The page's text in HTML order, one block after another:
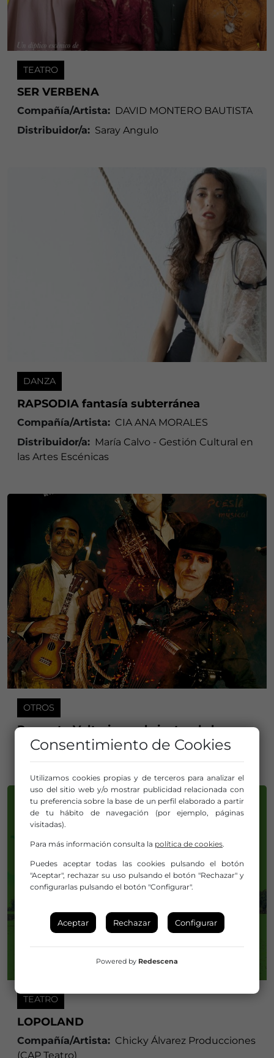
TEATRO
SER VERBENA
Compañía/Artista: DAVID MONTERO BAUTISTA
Distribuidor/a: Saray Angulo
DANZA
RAPSODIA fantasía subterránea
Compañía/Artista: CIA ANA MORALES
Distribuidor/a: María Calvo - Gestión Cultural en
las Artes Escénicas
OTROS
Proyecto Voltarie en el vientre de la carpa
Compañía/Artista: Lapso Producciones
TEATRO
LOPOLAND
Compañía/Artista: Chicky Álvarez Producciones
(CAP Teatro)
Consentimiento de Cookies
Utilizamos cookies propias y de terceros para analizar el
uso del sitio web y/o mostrar publicidad relacionada con
tu preferencia sobre la base de un perfil elaborado a partir
de tu hábito de navegación (por ejemplo, páginas
visitadas).
Para más información consulta la política de cookies.
Puedes aceptar todas las cookies pulsando el botón
"Aceptar", rechazar su uso pulsando el botón "Rechazar" y
configurarlas pulsando el botón "Configurar".
Aceptar Rechazar Configurar
Powered by Redescena